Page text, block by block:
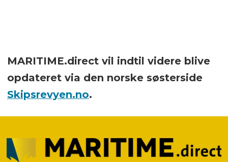
MARITIME.direct vil indtil videre blive
opdateret via den norske søsterside
Skipsrevyen.no.